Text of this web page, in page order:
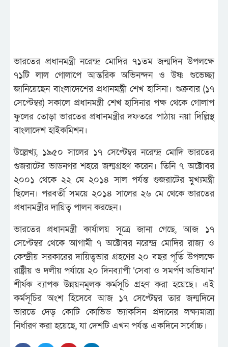
ভারতের প্রধানমন্ত্রী নরেন্দ্র মোদির ৭১তম জন্মদিন উপলক্ষে
৭১টি লাল গোলাপে আন্তরিক অভিনন্দন ও উষ্ণ শুভেচ্ছা
জানিয়েছেন বাংলাদেশের প্রধানমন্ত্রী শেখ হাসিনা। শুক্রবার (১৭
সেপ্টেম্বর) সকালে প্রধানমন্ত্রী শেখ হাসিনার পক্ষ থেকে গোলাপ
ফুলের তোড়া ভারতের প্রধানমন্ত্রীর দফতরে পাঠায় নয়া দিল্লিস্থ
বাংলাদেশ হাইকমিশন।
উল্লেখ্য, ১৯৫০ সালের ১৭ সেপ্টেম্বর নরেন্দ্র মোদি ভারতের
গুজরাটের ভাডনগর শহরে জন্মগ্রহণ করেন। তিনি ৭ অক্টোবর
২০০১ থেকে ২২ মে ২০১৪ সাল পর্যন্ত গুজরাটের মুখ্যমন্ত্রী
ছিলেন। পরবর্তী সময়ে ২০১৪ সালের ২৬ মে থেকে ভারতের
প্রধানমন্ত্রীর দায়িত্ব পালন করছেন।
ভারতের প্রধানমন্ত্রী কার্যালয় সূত্রে জানা গেছে, আজ ১৭
সেপ্টেম্বর থেকে আগামী ৭ অক্টোবর নরেন্দ্র মোদির রাজ্য ও
কেন্দ্রীয় সরকারের দায়িত্বভার গ্রহণের ২০ বছর পূর্তি উপলক্ষে
রাষ্ট্রীয় ও দলীয় পর্যায়ে ২০ দিনব্যাপী ‘সেবা ও সমর্পণ অভিযান’
শীর্ষক ব্যাপক উন্নয়নমূলক কর্মসূচি গ্রহণ করা হয়েছে। এই
কর্মসূচির অংশ হিসেবে আজ ১৭ সেপ্টেম্বর তার জন্মদিনে
ভারতে দেড় কোটি কোভিড ভ্যাকসিন প্রদানের লক্ষ্যমাত্রা
নির্ধারণ করা হয়েছে, যা দেশটি এখন পর্যন্ত একদিনে সর্বোচ্চ।